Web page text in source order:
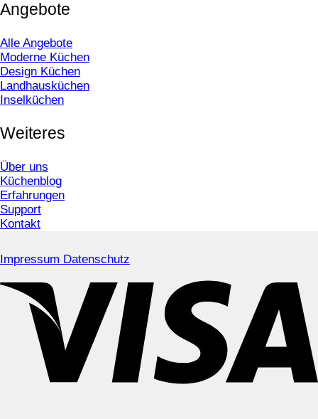
Angebote
Alle Angebote
Moderne Küchen
Design Küchen
Landhausküchen
Inselküchen
Weiteres
Über uns
Küchenblog
Erfahrungen
Support
Kontakt
Impressum Datenschutz